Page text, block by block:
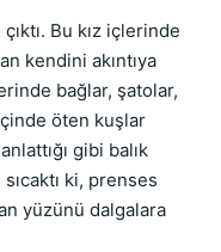
Bu kız içlerinde
kendini akıntıya
bağlar, şatolar,
öten kuşlar
gibi balık
ki, prenses
yüzünü dalgalara